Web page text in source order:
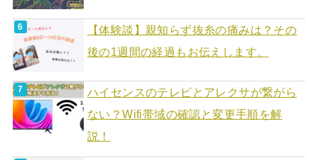
【体験談】親知らず抜糸の痛みは？その
後の1週間の経過もお伝えします。
ハイセンスのテレビとアレクサが繋がら
ない？Wifi帯域の確認と変更手順を解
説！